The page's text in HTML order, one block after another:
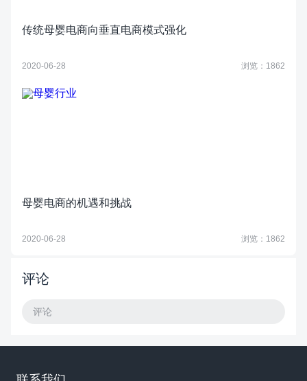
传统母婴电商向垂直电商模式强化
2020-06-28 浏览：1862
母婴电商的机遇和挑战
2020-06-28 浏览：1862
评论
评论